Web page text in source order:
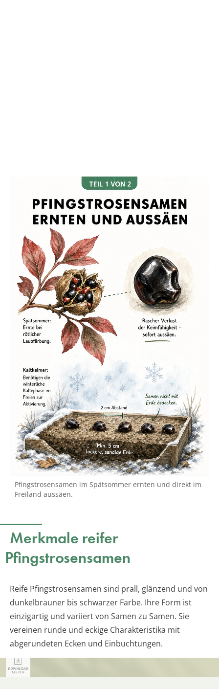
Pfingstrosensamen im Spätsommer ernten und direkt im
Freiland aussäen.
Merkmale reifer
Pfingstrosensamen
Reife Pfingstrosensamen sind prall, glänzend und von
dunkelbrauner bis schwarzer Farbe. Ihre Form ist
einzigartig und variiert von Samen zu Samen. Sie
vereinen runde und eckige Charakteristika mit
abgerundeten Ecken und Einbuchtungen.